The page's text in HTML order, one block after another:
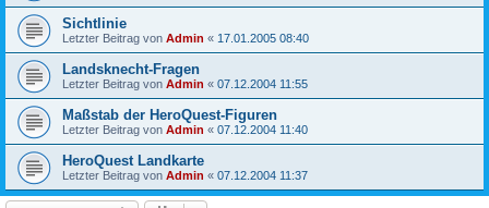
Sichtlinie
Letzter Beitrag von Admin « 17.01.2005 08:40
Landsknecht-Fragen
Letzter Beitrag von Admin « 07.12.2004 11:55
Maßstab der HeroQuest-Figuren
Letzter Beitrag von Admin « 07.12.2004 11:40
HeroQuest Landkarte
Letzter Beitrag von Admin « 07.12.2004 11:37